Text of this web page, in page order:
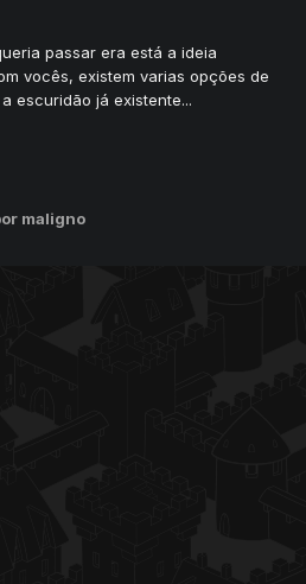
passar era está a ideia
vocês, existem varias opções de
escuridão já existente...
maligno